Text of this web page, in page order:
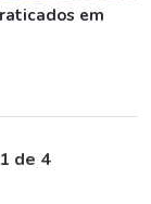
em
de 4